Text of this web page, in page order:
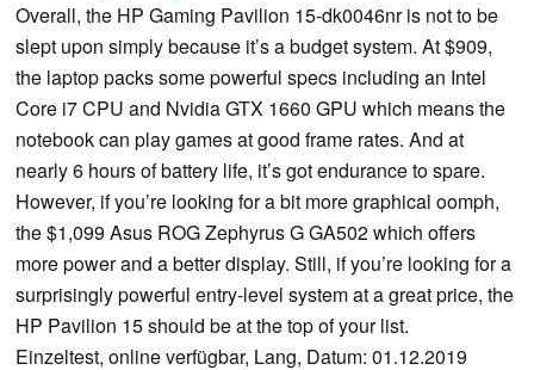
Overall, the HP Gaming Pavilion 15-dk0046nr is not to be
slept upon simply because it’s a budget system. At $909,
the laptop packs some powerful specs including an Intel
Core i7 CPU and Nvidia GTX 1660 GPU which means the
notebook can play games at good frame rates. And at
nearly 6 hours of battery life, it’s got endurance to spare.
However, if you’re looking for a bit more graphical oomph,
the $1,099 Asus ROG Zephyrus G GA502 which offers
more power and a better display. Still, if you’re looking for a
surprisingly powerful entry-level system at a great price, the
HP Pavilion 15 should be at the top of your list.
Einzeltest, online verfügbar, Lang, Datum: 01.12.2019